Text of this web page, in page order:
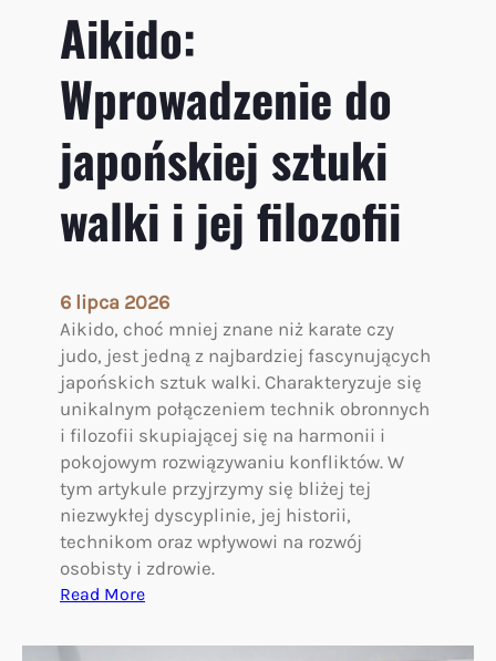
Aikido:
Wprowadzenie do
japońskiej sztuki
walki i jej filozofii
6 lipca 2026
Aikido, choć mniej znane niż karate czy
judo, jest jedną z najbardziej fascynujących
japońskich sztuk walki. Charakteryzuje się
unikalnym połączeniem technik obronnych
i filozofii skupiającej się na harmonii i
pokojowym rozwiązywaniu konfliktów. W
tym artykule przyjrzymy się bliżej tej
niezwykłej dyscyplinie, jej historii,
technikom oraz wpływowi na rozwój
osobisty i zdrowie.
Read More:
i